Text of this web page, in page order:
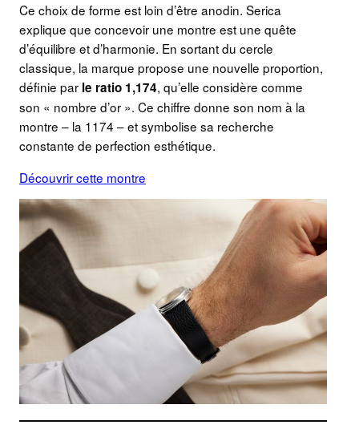
Ce choix de forme est loin d’être anodin. Serica
explique que concevoir une montre est une quête
d’équilibre et d’harmonie. En sortant du cercle
classique, la marque propose une nouvelle proportion,
définie par le ratio 1,174, qu’elle considère comme
son « nombre d’or ». Ce chiffre donne son nom à la
montre – la 1174 – et symbolise sa recherche
constante de perfection esthétique.
Découvrir cette montre